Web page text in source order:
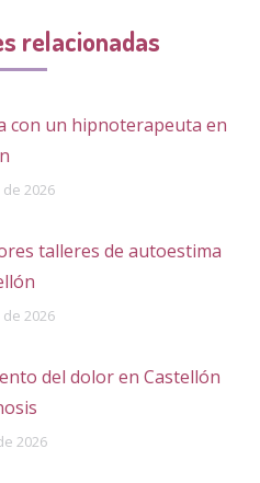
relacionadas
con un hipnoterapeuta en
2026
talleres de autoestima
2026
del dolor en Castellón
2026